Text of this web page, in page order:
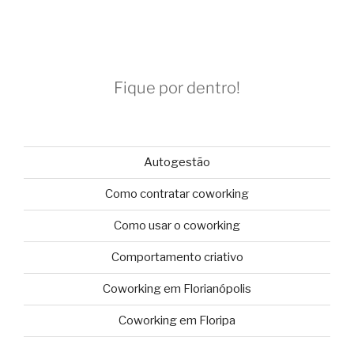
Fique por dentro!
Autogestão
Como contratar coworking
Como usar o coworking
Comportamento criativo
Coworking em Florianópolis
Coworking em Floripa